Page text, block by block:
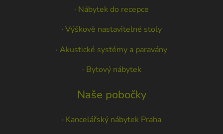
· Nábytek do recepce
· Výškově nastavitelné stoly
· Akustické systémy a paravány
· Bytový nábytek
Naše pobočky
· Kancelářský nábytek Praha